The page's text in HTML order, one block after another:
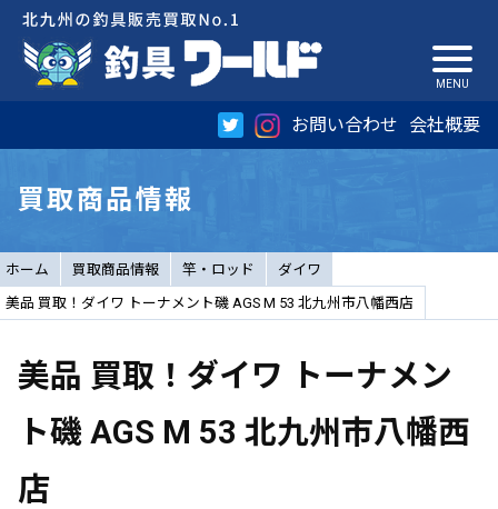
お問い合わせ 会社概要
買取商品情報
ホーム 買取商品情報 竿・ロッド
ダイワ
美品 買取！ダイワ トーナメント磯 AGS M 53 北九州市八幡西店
美品 買取！ダイワ トーナメン
ト磯 AGS M 53 北九州市八幡西
店